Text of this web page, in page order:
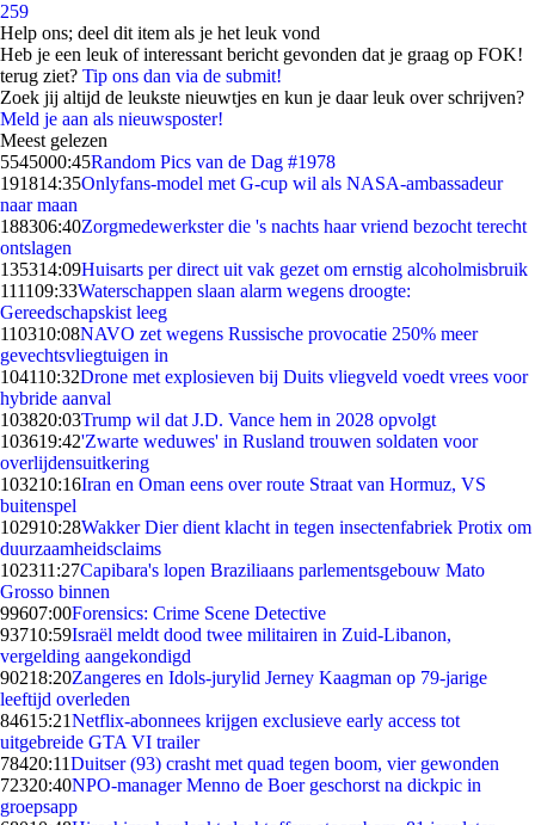
259
Help ons; deel dit item als je het leuk vond
Heb je een leuk of interessant bericht gevonden dat je graag op FOK!
terug ziet? Tip ons dan via de submit!
Zoek jij altijd de leukste nieuwtjes en kun je daar leuk over schrijven?
Meld je aan als nieuwsposter!
Meest gelezen
5545000:45Random Pics van de Dag #1978
191814:35Onlyfans-model met G-cup wil als NASA-ambassadeur
naar maan
188306:40Zorgmedewerkster die 's nachts haar vriend bezocht terecht
ontslagen
135314:09Huisarts per direct uit vak gezet om ernstig alcoholmisbruik
111109:33Waterschappen slaan alarm wegens droogte:
Gereedschapskist leeg
110310:08NAVO zet wegens Russische provocatie 250% meer
gevechtsvliegtuigen in
104110:32Drone met explosieven bij Duits vliegveld voedt vrees voor
hybride aanval
103820:03Trump wil dat J.D. Vance hem in 2028 opvolgt
103619:42'Zwarte weduwes' in Rusland trouwen soldaten voor
overlijdensuitkering
103210:16Iran en Oman eens over route Straat van Hormuz, VS
buitenspel
102910:28Wakker Dier dient klacht in tegen insectenfabriek Protix om
duurzaamheidsclaims
102311:27Capibara's lopen Braziliaans parlementsgebouw Mato
Grosso binnen
99607:00Forensics: Crime Scene Detective
93710:59Israël meldt dood twee militairen in Zuid-Libanon,
vergelding aangekondigd
90218:20Zangeres en Idols-jurylid Jerney Kaagman op 79-jarige
leeftijd overleden
84615:21Netflix-abonnees krijgen exclusieve early access tot
uitgebreide GTA VI trailer
78420:11Duitser (93) crasht met quad tegen boom, vier gewonden
72320:40NPO-manager Menno de Boer geschorst na dickpic in
groepsapp